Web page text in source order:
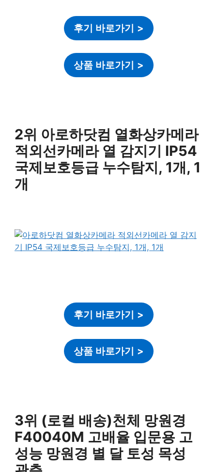
후기 바로가기 >
상품 바로가기 >
2위 아로하닷컴 열화상카메라
적외선카메라 열 감지기 IP54
국제보호등급 누수탐지, 1개, 1
개
후기 바로가기 >
상품 바로가기 >
3위 (로컬 배송)천체 망원경
F40040M 고배율 입문용 고
성능 망원경 별 달 토성 목성